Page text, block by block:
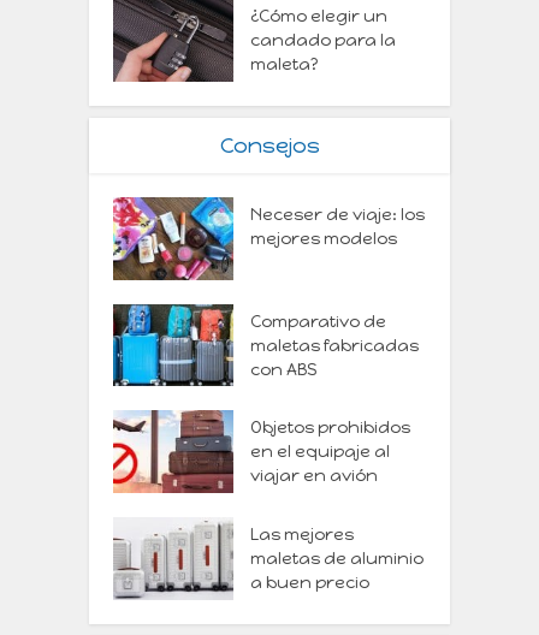
¿Cómo elegir un
candado para la
maleta?
Consejos
Neceser de viaje: los
mejores modelos
Comparativo de
maletas fabricadas
con ABS
Objetos prohibidos
en el equipaje al
viajar en avión
Las mejores
maletas de aluminio
a buen precio